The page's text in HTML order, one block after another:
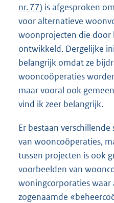
nr. 77) is afgesproken
voor alternatieve
woonprojecten die door
ontwikkeld. Dergelijke
belangrijk omdat ze
wooncoöperaties
maar vooral ook
vind ik zeer belangrijk.
Er bestaan
van wooncoöperaties,
tussen projecten is ook
voorbeelden van
woningcorporaties
zogenaamde